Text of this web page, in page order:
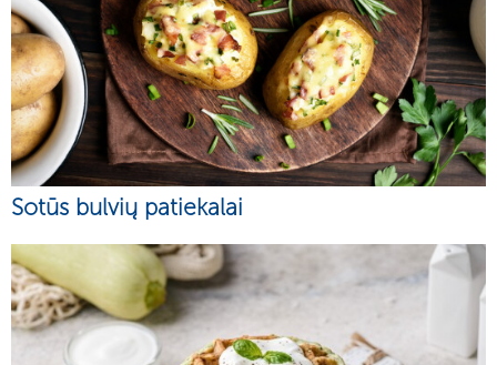
Sotūs bulvių patiekalai